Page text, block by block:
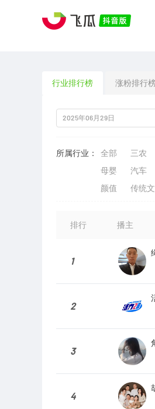
行业排行榜 涨粉排行
所属行业： 全部 三农
母婴
汽车
颜值
传统
排行 播主
1
2
3
4